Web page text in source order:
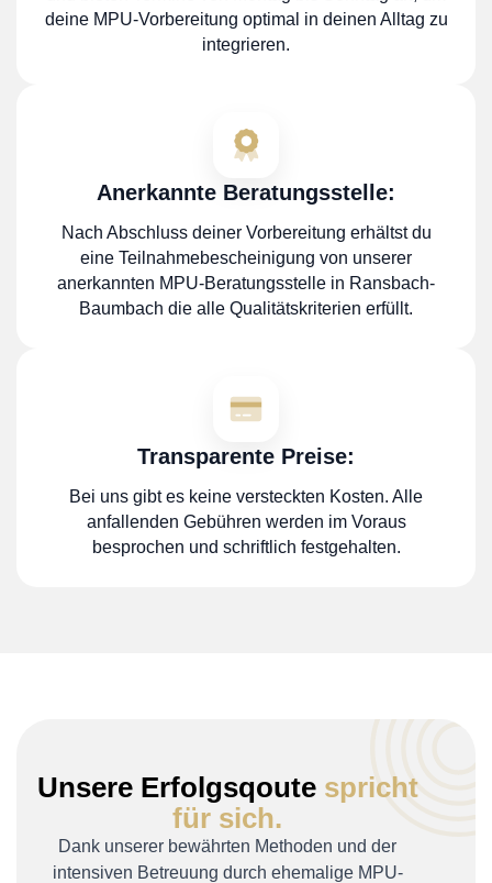
deine MPU-Vorbereitung optimal in deinen Alltag zu
integrieren.
Anerkannte Beratungsstelle:
Nach Abschluss deiner Vorbereitung erhältst du
eine Teilnahmebescheinigung von unserer
anerkannten MPU-Beratungsstelle in Ransbach-
Baumbach die alle Qualitätskriterien erfüllt.
Transparente Preise:
Bei uns gibt es keine versteckten Kosten. Alle
anfallenden Gebühren werden im Voraus
besprochen und schriftlich festgehalten.
Unsere Erfolgsqoutespricht
für sich.
Dank unserer bewährten Methoden und der
intensiven Betreuung durch ehemalige MPU-